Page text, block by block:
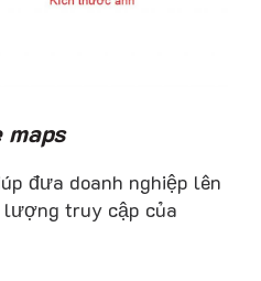
maps
đưa doanh nghiệp lên
lượng truy cập của